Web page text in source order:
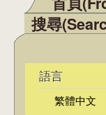
主選單
搜尋
語言
繁體中文